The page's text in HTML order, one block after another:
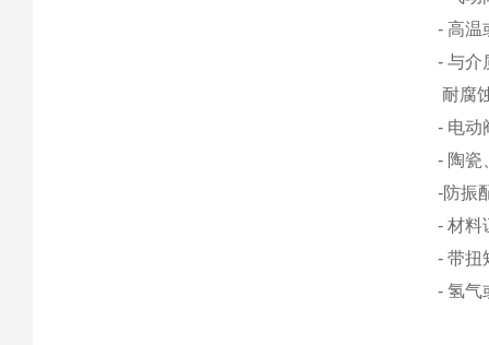
- 高温
- 与介
耐腐
- 电动
- 陶瓷
-防振
- 材料
- 带扭
- 氢气